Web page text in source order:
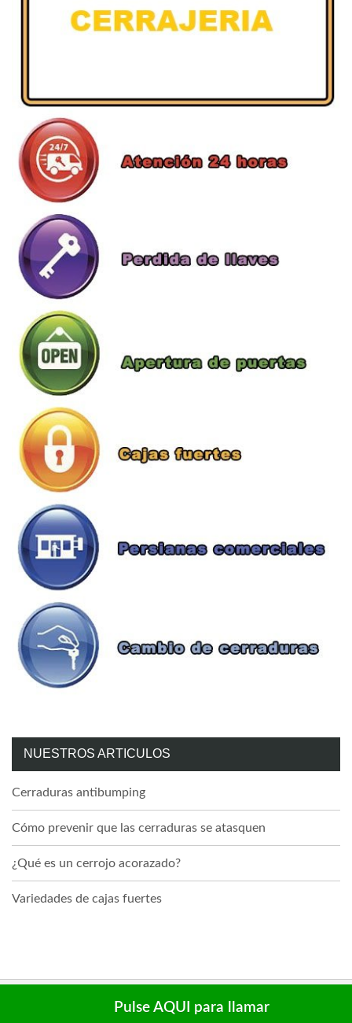
NUESTROS ARTICULOS
Cerraduras antibumping
Cómo prevenir que las cerraduras se atasquen
¿Qué es un cerrojo acorazado?
Variedades de cajas fuertes
Aviso Legal | LSSI | Cookies | Privacidad
Pulse AQUI para llamar